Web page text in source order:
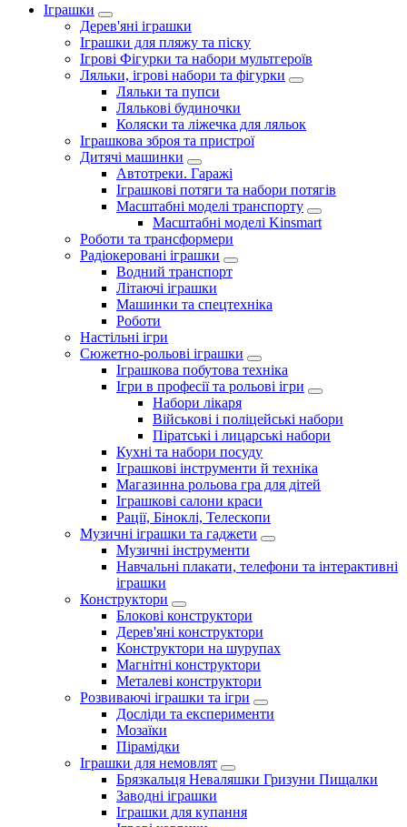
Іграшки
Дерев'яні іграшки
Іграшки для пляжу та піску
Ігрові Фігурки та набори мультгероїв
Ляльки, ігрові набори та фігурки
Ляльки та пупси
Лялькові будиночки
Коляски та ліжечка для ляльок
Іграшкова зброя та пристрої
Дитячі машинки
Автотреки. Гаражі
Іграшкові потяги та набори потягів
Масштабні моделі транспорту
Масштабні моделі Kinsmart
Роботи та трансформери
Радіокеровані іграшки
Водний транспорт
Літаючі іграшки
Машинки та спецтехніка
Роботи
Настільні ігри
Сюжетно-рольові іграшки
Іграшкова побутова техніка
Ігри в професії та рольові ігри
Набори лікаря
Військові і поліцейські набори
Піратські і лицарські набори
Кухні та набори посуду
Іграшкові інструменти й техніка
Магазинна рольова гра для дітей
Іграшкові салони краси
Рації, Біноклі, Телескопи
Музичні іграшки та гаджети
Музичні інструменти
Навчальні плакати, телефони та інтерактивні
іграшки
Конструктори
Блокові конструктори
Дерев'яні конструктори
Конструктори на шурупах
Магнітні конструктори
Металеві конструктори
Розвиваючі іграшки та ігри
Досліди та експерименти
Мозаїки
Пірамідки
Іграшки для немовлят
Брязкальця Неваляшки Гризуни Пищалки
Заводні іграшки
Іграшки для купання